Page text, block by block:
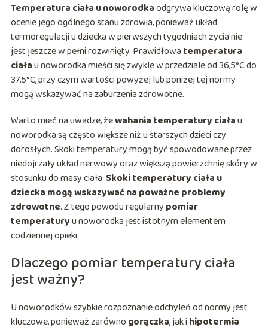
Temperatura ciała u noworodkaodgrywa kluczową rolę w
ocenie jego ogólnego stanu zdrowia, ponieważ układ
termoregulacji u dziecka w pierwszych tygodniach życia nie
jest jeszcze w pełni rozwinięty. Prawidłowa temperatura
ciałau noworodka mieści się zwykle w przedziale od 36,5°C do
37,5°C, przy czym wartości powyżej lub poniżej tej normy
mogą wskazywać na zaburzenia zdrowotne.
Warto mieć na uwadze, żewahania temperatury ciałau
noworodka są często większe niż u starszych dzieci czy
dorosłych. Skoki temperatury mogą być spowodowane przez
niedojrzały układ nerwowy oraz większą powierzchnię skóry w
stosunku do masy ciała. Skoki temperatury ciała u
dziecka mogą wskazywać na poważne problemy
zdrowotne. Z tego powodu regularny pomiar
temperaturyu noworodka jest istotnym elementem
codziennej opieki.
Dlaczego pomiar temperatury ciała
jest ważny?
U noworodków szybkie rozpoznanie odchyleń od normy jest
kluczowe, ponieważ zarówno gorączka, jak i hipotermia